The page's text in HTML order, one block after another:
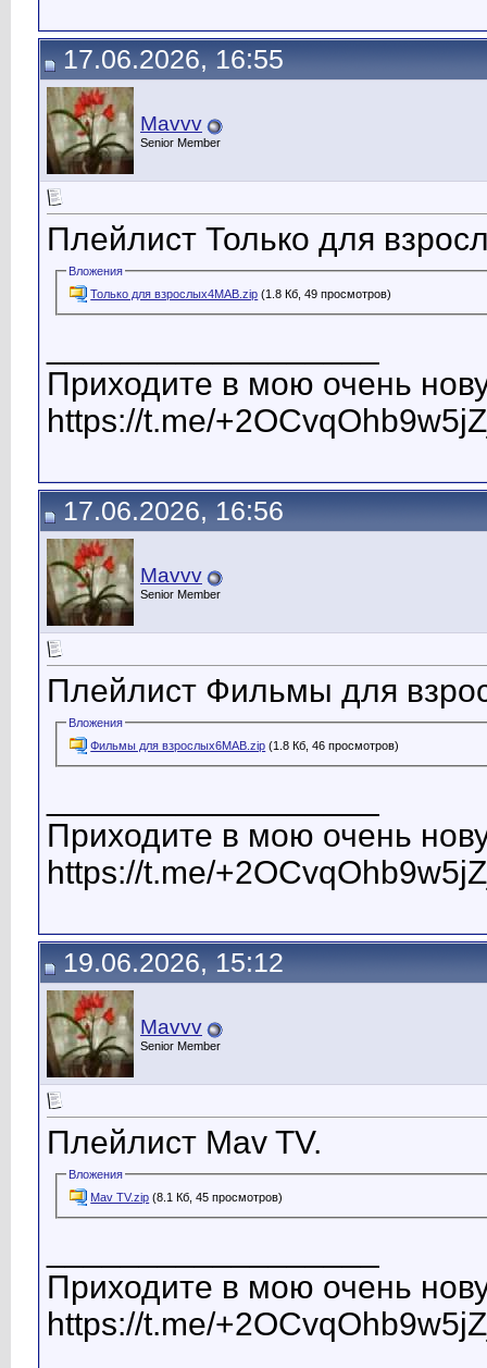
17.06.2026, 16:55
Mavvv
Senior Member
Плейлист Только для
Вложения
Только для взрослых4МАВ.zip (1.8 Кб, 49 просмотров)
Приходите в мою очень
https://t.me/
17.06.2026, 16:56
Mavvv
Senior Member
Плейлист Фильмы для
Вложения
Фильмы для взрослых6MAB.zip (1.8 Кб, 46 просмотров)
Приходите в мою очень
https://t.me/
19.06.2026, 15:12
Mavvv
Senior Member
Плейлист Mav TV.
Вложения
Mav TV.zip (8.1 Кб, 45 просмотров)
Приходите в мою очень
https://t.me/